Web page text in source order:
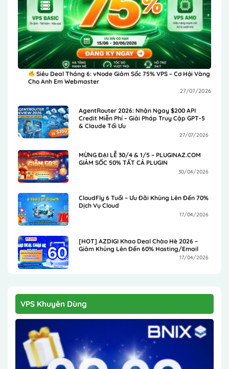
Siêu Deal Tháng 6: vNode Giảm Sốc 75% VPS – Cơ Hội Vàng
Cho Anh Em Webmaster
27/07/2026
AgentRouter 2026: Nhận Ngay $200 API
Credit Miễn Phí – Giải Pháp Truy Cập GPT-5
& Claude Tối Ưu
27/07/2026
MỪNG ĐẠI LỄ 30/4 & 1/5 – PLUGINAZ.COM
GIẢM SỐC 50% TẤT CẢ PLUGIN
30/04/2026
CloudFly 6 Tuổi – Ưu Đãi Khủng Lên Đến 70%
Dịch Vụ Cloud
17/04/2026
[HOT] AZDIGI Khao Deal Chào Hè 2026 –
Giảm Khủng Lên Đến 60% Hosting/Email
17/04/2026
VPS Khuyên Dùng